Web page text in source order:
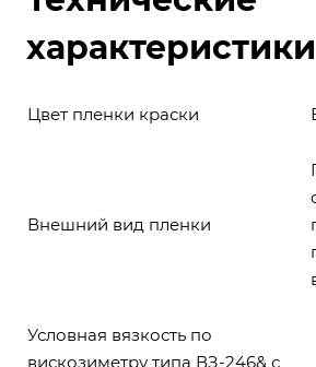
Цвет пленки краски
Внешний вид пленки
Условная вязкость по
вискозиметру типа ВЗ-246& с